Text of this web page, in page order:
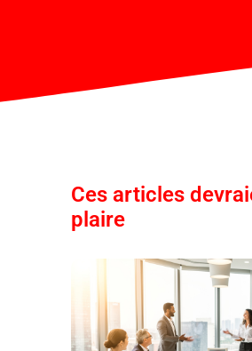
Ces articles
plaire